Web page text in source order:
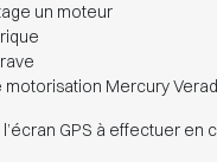
un moteur
motorisation Mercury
GPS à effectuer en